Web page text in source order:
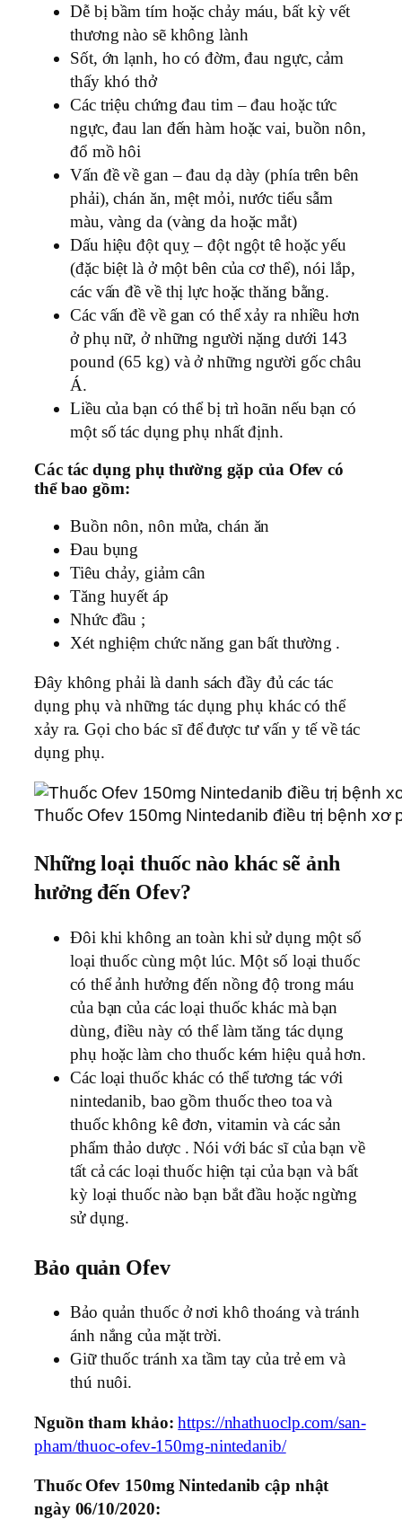
Dễ bị bầm tím hoặc chảy máu, bất kỳ vết
thương nào sẽ không lành
Sốt, ớn lạnh, ho có đờm, đau ngực, cảm
thấy khó thở
Các triệu chứng đau tim – đau hoặc tức
ngực, đau lan đến hàm hoặc vai, buồn nôn,
đổ mồ hôi
Vấn đề về gan – đau dạ dày (phía trên bên
phải), chán ăn, mệt mỏi, nước tiểu sẫm
màu, vàng da (vàng da hoặc mắt)
Dấu hiệu đột quỵ – đột ngột tê hoặc yếu
(đặc biệt là ở một bên của cơ thể), nói lắp,
các vấn đề về thị lực hoặc thăng bằng.
Các vấn đề về gan có thể xảy ra nhiều hơn
ở phụ nữ, ở những người nặng dưới 143
pound (65 kg) và ở những người gốc châu
Á.
Liều của bạn có thể bị trì hoãn nếu bạn có
một số tác dụng phụ nhất định.
Các tác dụng phụ thường gặp của Ofev có
thể bao gồm:
Buồn nôn, nôn mửa, chán ăn
Đau bụng
Tiêu chảy, giảm cân
Tăng huyết áp
Nhức đầu ;
Xét nghiệm chức năng gan bất thường .
Đây không phải là danh sách đầy đủ các tác
dụng phụ và những tác dụng phụ khác có thể
xảy ra. Gọi cho bác sĩ để được tư vấn y tế về tác
dụng phụ.
Thuốc Ofev 150mg Nintedanib điều trị bệnh xơ
Những loại thuốc nào khác sẽ ảnh
hưởng đến Ofev?
Đôi khi không an toàn khi sử dụng một số
loại thuốc cùng một lúc. Một số loại thuốc
có thể ảnh hưởng đến nồng độ trong máu
của bạn của các loại thuốc khác mà bạn
dùng, điều này có thể làm tăng tác dụng
phụ hoặc làm cho thuốc kém hiệu quả hơn.
Các loại thuốc khác có thể tương tác với
nintedanib, bao gồm thuốc theo toa và
thuốc không kê đơn, vitamin và các sản
phẩm thảo dược . Nói với bác sĩ của bạn về
tất cả các loại thuốc hiện tại của bạn và bất
kỳ loại thuốc nào bạn bắt đầu hoặc ngừng
sử dụng.
Bảo quản Ofev
Bảo quản thuốc ở nơi khô thoáng và tránh
ánh nắng của mặt trời.
Giữ thuốc tránh xa tầm tay của trẻ em và
thú nuôi.
Nguồn tham khảo: https://nhathuoclp.com/san-
pham/thuoc-ofev-150mg-nintedanib/
Thuốc Ofev 150mg Nintedanib cập nhật
ngày 06/10/2020: